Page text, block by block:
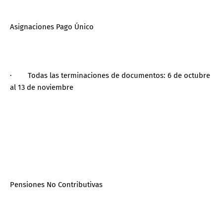
Asignaciones Pago Único
· Todas las terminaciones de documentos: 6 de octubre
al 13 de noviembre
Pensiones No Contributivas